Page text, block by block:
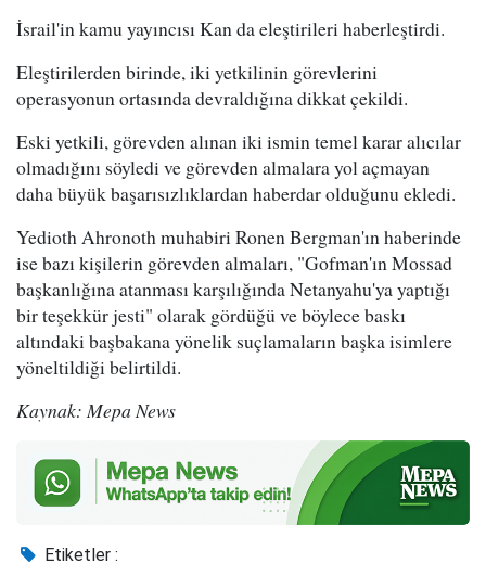
İsrail'in kamu yayıncısı Kan da eleştirileri haberleştirdi.
Eleştirilerden birinde, iki yetkilinin görevlerini
operasyonun ortasında devraldığına dikkat çekildi.
Eski yetkili, görevden alınan iki ismin temel karar alıcılar
olmadığını söyledi ve görevden almalara yol açmayan
daha büyük başarısızlıklardan haberdar olduğunu ekledi.
Yedioth Ahronoth muhabiri Ronen Bergman'ın haberinde
ise bazı kişilerin görevden almaları, "Gofman'ın Mossad
başkanlığına atanması karşılığında Netanyahu'ya yaptığı
bir teşekkür jesti" olarak gördüğü ve böylece baskı
altındaki başbakana yönelik suçlamaların başka isimlere
yöneltildiği belirtildi.
Kaynak: Mepa News
Etiketler :